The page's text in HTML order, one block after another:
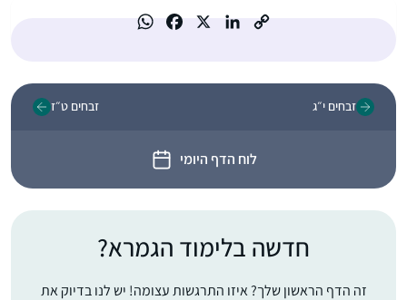
זבחים י״ג
לוח הדף היומי
זבחים ט״ז
חדשה בלימוד הגמרא?
זה הדף הראשון שלך? איזו התרגשות עצומה! יש לנו בדיוק את